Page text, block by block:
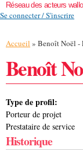
Réseau des acteurs
Se connecter / S'inscrire
Vous êtes ici
Accueil » Benoît Noël -
Benoît
Type de profil:
Porteur de projet
Prestataire de service
Historique